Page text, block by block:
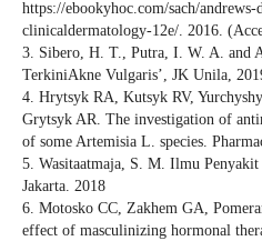
https://ebookyhoc.com/sach/andrews-
clinicaldermatology-12e/. 2016.
3. Sibero, H. T., Putra, I. W. A. and
TerkiniAkne Vulgaris’, JK Unila,
4. Hrytsyk RA, Kutsyk RV,
Grytsyk AR. The investigation of
of some Artemisia L. species.
5. Wasitaatmaja, S. M. Ilmu
Jakarta. 2018
6. Motosko CC, Zakhem GA,
effect of masculinizing hormonal